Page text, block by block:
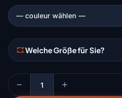
Welche Größe für Sie?
Menge